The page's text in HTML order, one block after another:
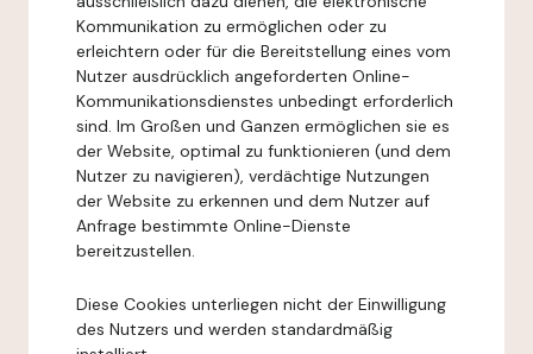
Kommunikation zu ermöglichen oder zu
erleichtern oder für die Bereitstellung eines vom
Nutzer ausdrücklich angeforderten Online-
Kommunikationsdienstes unbedingt erforderlich
sind. Im Großen und Ganzen ermöglichen sie es
der Website, optimal zu funktionieren (und dem
Nutzer zu navigieren), verdächtige Nutzungen
der Website zu erkennen und dem Nutzer auf
Anfrage bestimmte Online-Dienste
bereitzustellen.
Diese Cookies unterliegen nicht der Einwilligung
des Nutzers und werden standardmäßig